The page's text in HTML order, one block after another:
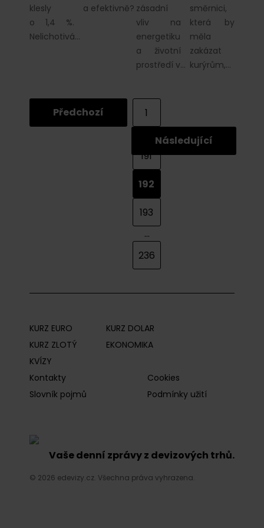
klesly
o 1,4 %.
Nelichotivá…
a efektivně? zásadní
vliv na
energetiku
a životní
prostředí v…
směrnici,
která by
měla
zakázat
kurýrům,…
Předchozí
1
191
192
193
...
236
Následující
KURZ EURO
KURZ DOLAR
KURZ ZLOTÝ
EKONOMIKA
KVÍZY
Kontakty
Cookies
Slovník pojmů
Podmínky užití
Vaše denní zprávy z devizových trhů.
© 2026 edevizy.cz. Všechna práva vyhrazena.